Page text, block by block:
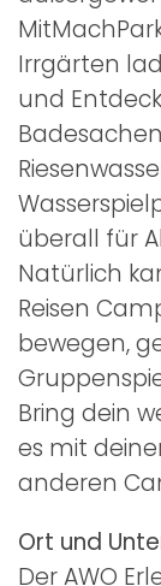
Irrgärten
und
überall für
Natürlich
Reisen
bewegen,
Bring dein
es mit
anderen
Ort und
Der AWO